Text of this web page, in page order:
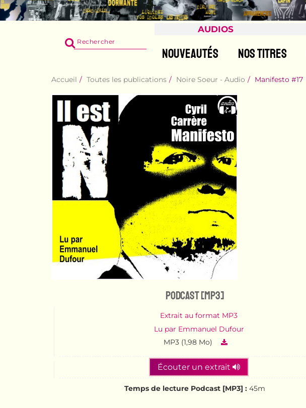
RECHERCHER
SUR
AUDIOS
NOUVEAUTÉS NOS TITRES
Accueil Toutes les publications Noire Soeur - Audio Manifesto #17
Podcast [MP3]
Extrait au format MP3
Lu par Emmanuel Dufour
MP3 (1,98 Mo)
Écouter un extrait
Temps de lecture Podcast [MP3] : 45m